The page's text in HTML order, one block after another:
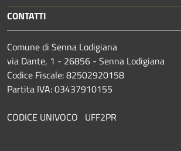
CONTATTI
Comune di Senna Lodigiana
via Dante, 1 - 26856 - Senna Lodigiana
Codice Fiscale: 82502920158
Partita IVA: 03437910155
CODICE UNIVOCO UFF2PR